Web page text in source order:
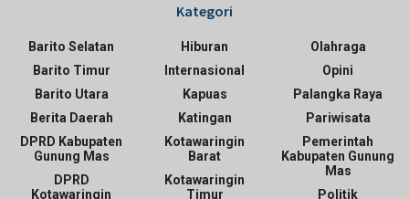
Kategori
Barito Selatan
Barito Timur
Barito Utara
Berita Daerah
DPRD Kabupaten
Gunung Mas
DPRD
Kotawaringin
Hiburan
Internasional
Kapuas
Katingan
Kotawaringin
Barat
Kotawaringin
Timur
Olahraga
Opini
Palangka Raya
Pariwisata
Pemerintah
Kabupaten Gunung
Mas
Politik